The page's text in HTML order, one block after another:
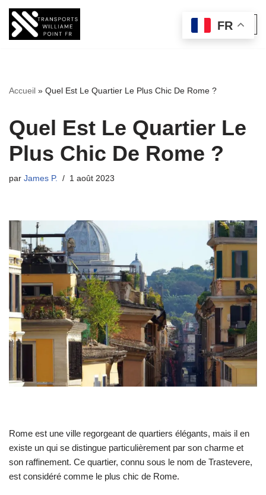
Aller
Accueil » Quel Est Le Quartier Le Plus Chic De Rome ?
Quel Est Le Quartier Le
Plus Chic De Rome ?
par James P. 1 août 2023
Rome est une ville regorgeant de quartiers élégants, mais il en
existe un qui se distingue particulièrement par son charme et
son raffinement. Ce quartier, connu sous le nom de Trastevere,
est considéré comme le plus chic de Rome.
FR